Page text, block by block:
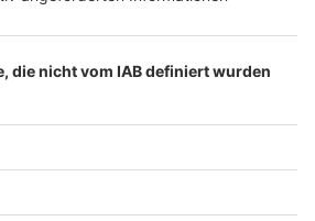
und der designierte Parteichef
ein neuer Wind im Willy Brand-